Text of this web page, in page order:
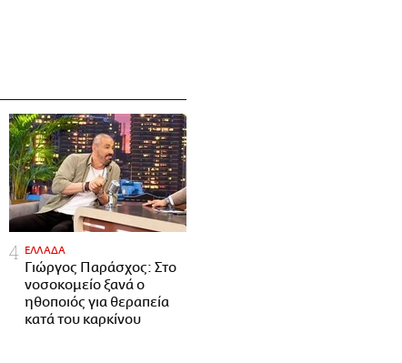
ΕΛΛΑΔΑ
Γιώργος Παράσχος: Στο
νοσοκομείο ξανά ο
ηθοποιός για θεραπεία
κατά του καρκίνου